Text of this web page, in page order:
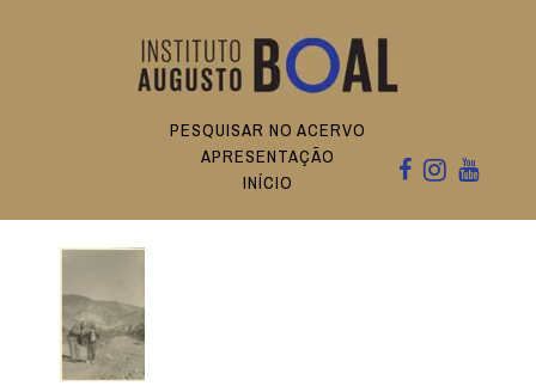
PESQUISAR NO ACERVO
APRESENTAÇÃO
INÍCIO